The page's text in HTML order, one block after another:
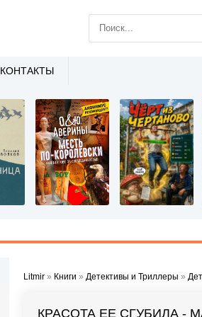
Litmir » Книги » Детективы и Триллеры »
КРАСОТА ЕЕ СГУБИЛА -
КОНТАКТЫ